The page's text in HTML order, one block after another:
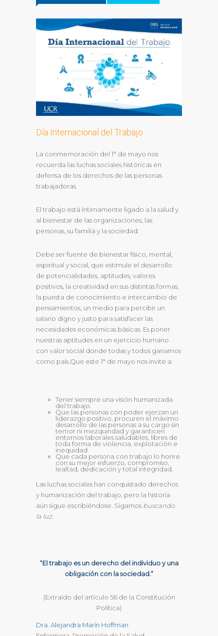
Día Internacional del Trabajo
La conmemoración del 1° de mayo nos
recuerda las luchas sociales históricas en
defensa de los derechos de las personas
trabajadoras.
El trabajo está íntimamente ligado a la salud y
al bienestar de las organizaciones, las
personas, su familia y la sociedad.
Debe ser fuente de bienestar físico, mental,
espiritual y social, que estimule el desarrollo
de potencialidades, aptitudes, valores
positivos, la creatividad en sus distintas formas,
la puesta de conocimiento e intercambio de
pensamientos, un medio para percibir un
salario digno y justo para satisfacer las
necesidades económicas básicas. Es poner
nuestras aptitudes en un ejercicio humano
con valor social donde todas y todos ganamos
como país.Que este 1° de mayo nos invite a:
Tener siempre una visión humanizada
del trabajo.
Que las personas con poder ejerzan un
liderazgo positivo, procuren el máximo
desarrollo de las personas a su cargo sin
temor ni mezquindad y garanticen
entornos laborales saludables, libres de
toda forma de violencia, explotación e
inequidad.
Que cada persona con trabajo lo honre
con su mejor esfuerzo, compromiso,
lealtad, dedicación y total integridad.
Las luchas sociales han conquistado derechos
y humanización del trabajo, pero la historia
aún sigue escribiéndose. Sigamos buscando
la luz.
“El trabajo es un derecho del individuo y una
obligación con la sociedad.”
(Extraído del artículo 56 de la Constitución
Política)
Dra. Alejandra Marín Hoffman